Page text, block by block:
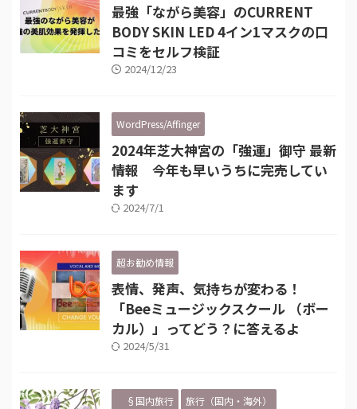
最強「ながら美容」のCURRENT
BODY SKIN LED 4イン1マスクの口
コミをセルフ検証
2024/12/23
WordPress/Affinger
2024年芝大神宮の「強運」御守 最新
情報 今年も早いうちに完売してい
ます
2024/7/1
超お勧め情報
表情、発声、気持ちが変わる！
「Beeミュージックスクール （ボー
カル）」ってどう？に答えるよ
2024/5/31
§国内旅行 旅行（国内・海外）